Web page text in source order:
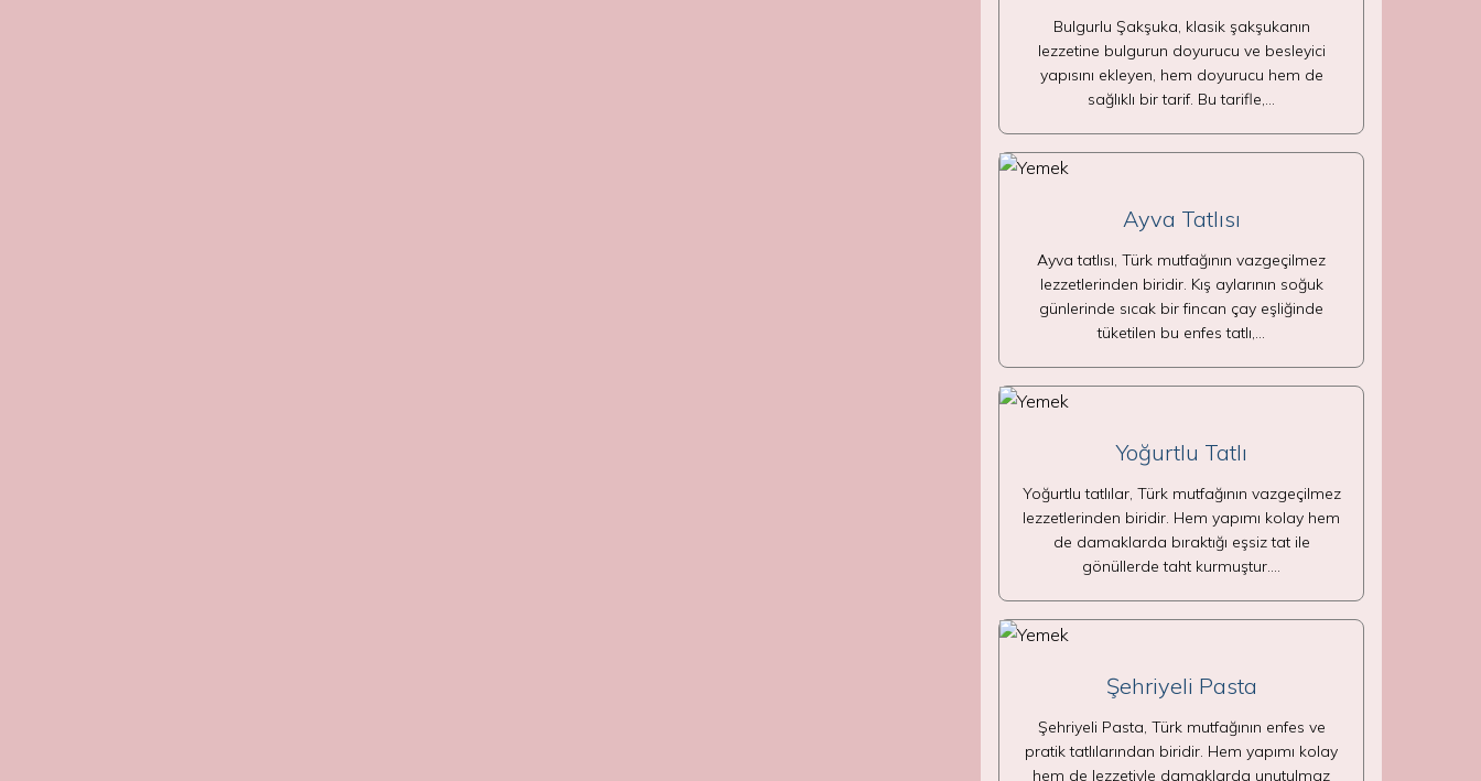
Bulgurlu Şakşuka, klasik şakşukanın
lezzetine bulgurun doyurucu ve besleyici
yapısını ekleyen, hem doyurucu hem de
sağlıklı bir tarif. Bu tarifle,…
Ayva Tatlısı
Ayva tatlısı, Türk mutfağının vazgeçilmez
lezzetlerinden biridir. Kış aylarının soğuk
günlerinde sıcak bir fincan çay eşliğinde
tüketilen bu enfes tatlı,…
Yoğurtlu Tatlı
Yoğurtlu tatlılar, Türk mutfağının vazgeçilmez
lezzetlerinden biridir. Hem yapımı kolay hem
de damaklarda bıraktığı eşsiz tat ile
gönüllerde taht kurmuştur.…
Şehriyeli Pasta
Şehriyeli Pasta, Türk mutfağının enfes ve
pratik tatlılarından biridir. Hem yapımı kolay
hem de lezzetiyle damaklarda unutulmaz